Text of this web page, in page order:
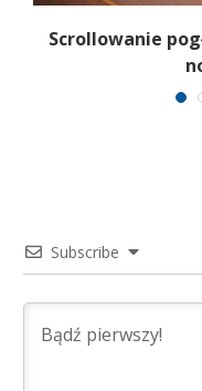
Scrollowanie
Subscribe